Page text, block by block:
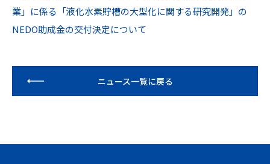
業」に係る「液化水素貯槽の大型化に関する研究開発」の
NEDO助成金の交付決定について
ニュース一覧に戻る